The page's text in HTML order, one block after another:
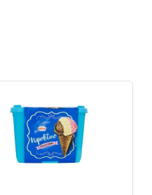
freezer, mantendo a
rápida e saborosa